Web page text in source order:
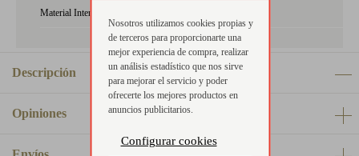
Material Interior:
Descripción
Opiniones
Nosotros utilizamos cookies propias y
de terceros para proporcionarte una
mejor experiencia de compra, realizar
un análisis estadístico que nos sirve
para mejorar el servicio y poder
ofrecerte los mejores productos en
anuncios publicitarios.
Configurar cookies